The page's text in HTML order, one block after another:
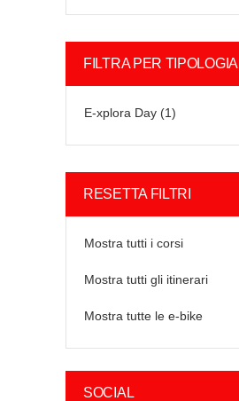
FILTRA PER TIPOLOGIA
E-xplora Day (1)
RESETTA FILTRI
Mostra tutti i corsi
Mostra tutti gli itinerari
Mostra tutte le e-bike
SOCIAL